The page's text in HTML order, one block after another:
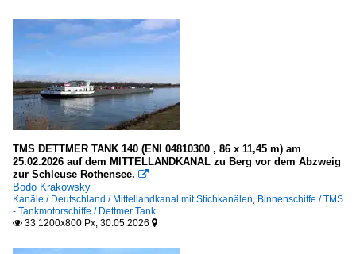
TMS DETTMER TANK 140 (ENI 04810300 , 86 x 11,45 m) am
25.02.2026 auf dem MITTELLANDKANAL zu Berg vor dem Abzweig
zur Schleuse Rothensee. 
Bodo Krakowsky
Kanäle / Deutschland / Mittellandkanal mit Stichkanälen, Binnenschiffe / TMS
- Tankmotorschiffe / Dettmer Tank
 33 1200x800 Px, 30.05.2026 